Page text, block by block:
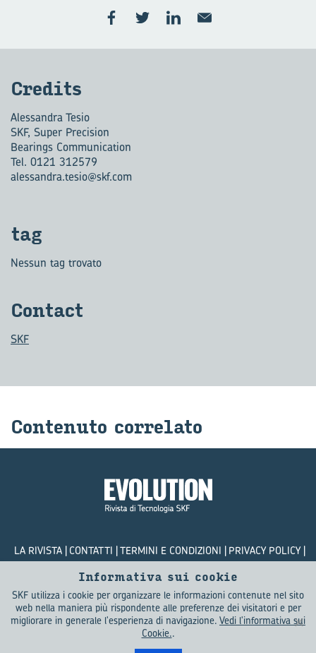
Cre­di­ts
Alessandra Tesio
SKF, Super Precision
Bearings Communication
Tel. 0121 312579
alessandra.tesio@skf.com
tag
Nessun tag trovato
Con­tact
SKF
Con­te­nu­to cor­re­la­to
LA RIVISTA CONTATTI TERMINI E CONDIZIONI
PRIVACY POLICY
© SKF Evolution 2026
Informativa sui cookie
SKF utilizza i cookie per organizzare le informazioni contenute nel sito
web nella maniera più rispondente alle preferenze dei visitatori e per
migliorare in generale l'esperienza di navigazione. Vedi l'informativa sui
Cookie..